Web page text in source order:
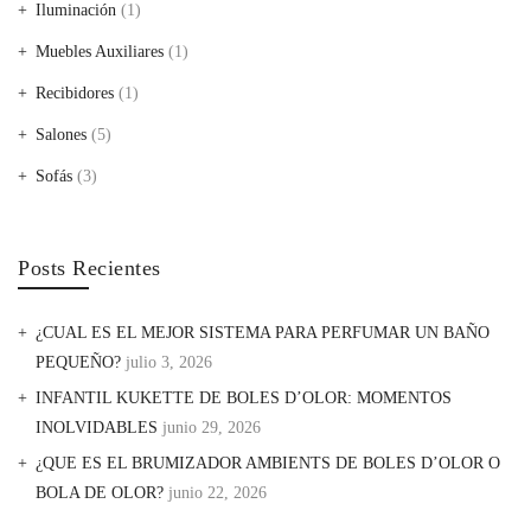
Iluminación (1)
Muebles Auxiliares (1)
Recibidores (1)
Salones (5)
Sofás (3)
Posts Recientes
¿CUAL ES EL MEJOR SISTEMA PARA PERFUMAR UN BAÑO
PEQUEÑO? julio 3, 2026
INFANTIL KUKETTE DE BOLES D’OLOR: MOMENTOS
INOLVIDABLES junio 29, 2026
¿QUE ES EL BRUMIZADOR AMBIENTS DE BOLES D’OLOR O
BOLA DE OLOR? junio 22, 2026